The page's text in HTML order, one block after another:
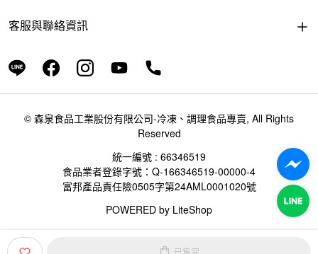
已售完
客服與聯絡資訊
© 森泉食品工業股份有限公司-冷凍、調理食品專賣, All Rights
Reserved
統一編號 : 66346519
食品業者登錄字號：Q-166346519-00000-4
富邦產品責任險0505字第24AML0001020號
POWERED by LiteShop